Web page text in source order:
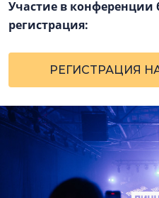
Участие в конференции
регистрация:
РЕГИСТРАЦИЯ